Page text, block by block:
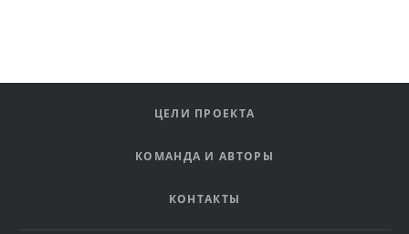
ЦЕЛИ ПРОЕКТА
КОМАНДА И АВТОРЫ
КОНТАКТЫ